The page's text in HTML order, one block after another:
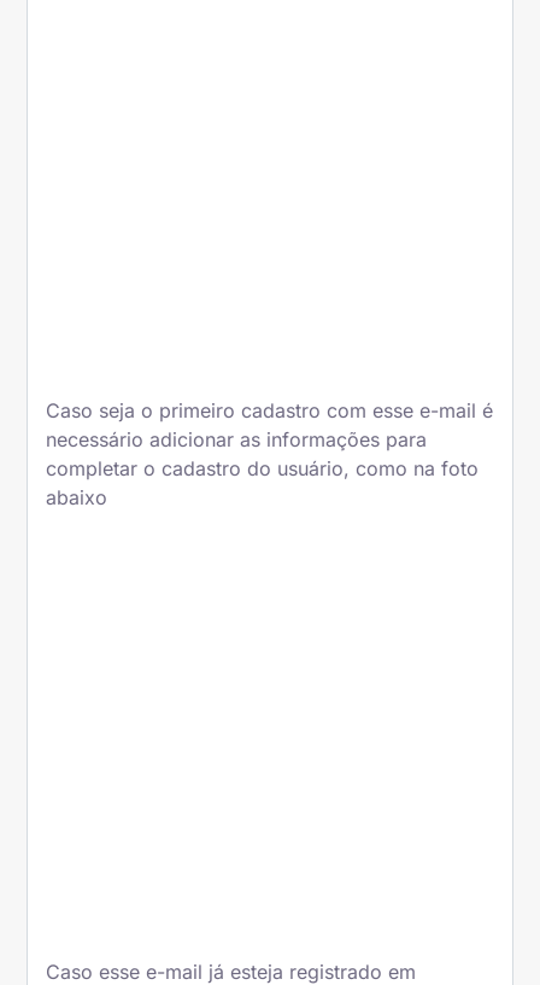
Caso seja o primeiro cadastro com esse e-mail é
necessário adicionar as informações para
completar o cadastro do usuário, como na foto
abaixo
Caso esse e-mail já esteja registrado em